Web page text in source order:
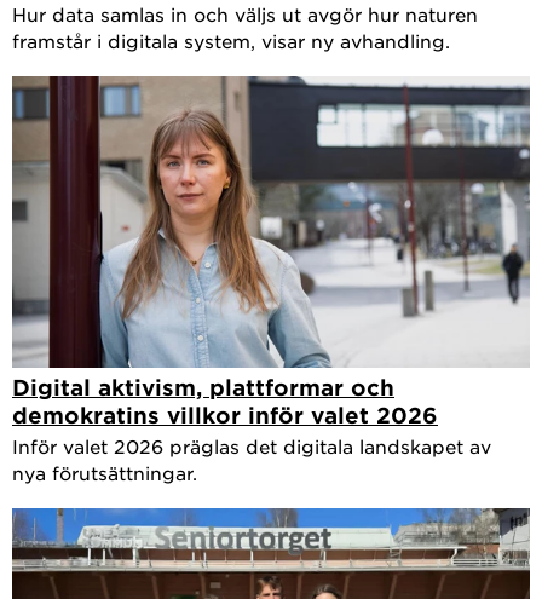
Hur data samlas in och väljs ut avgör hur naturen
framstår i digitala system, visar ny avhandling.
Digital aktivism, plattformar och
demokratins villkor inför valet 2026
Inför valet 2026 präglas det digitala landskapet av
nya förutsättningar.